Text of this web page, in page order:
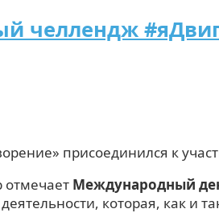
челлендж
присоединился к
отмечает Международный
которая, как и